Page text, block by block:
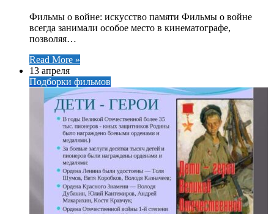
Фильмы о войне: искусство памяти Фильмы о войне
всегда занимали особое место в кинематографе,
позволяя…
Read More »
13 апреля
Подборки фильмов